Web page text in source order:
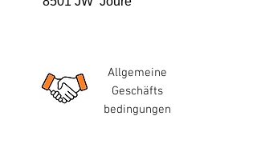
Allgemeine
Geschäfts
bedingungen